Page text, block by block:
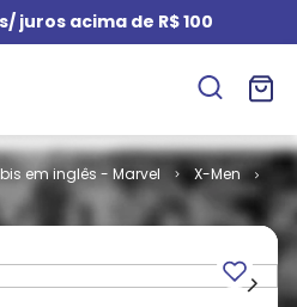
juros acima de R$ 100
em inglês - Marvel
X-Men